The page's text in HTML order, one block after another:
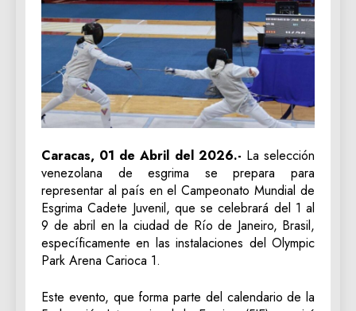
Caracas, 01 de Abril del 2026.- La selección
venezolana de esgrima se prepara para
representar al país en el Campeonato Mundial de
Esgrima Cadete Juvenil, que se celebrará del 1 al
9 de abril en la ciudad de Río de Janeiro, Brasil,
específicamente en las instalaciones del Olympic
Park Arena Carioca 1.
Este evento, que forma parte del calendario de la